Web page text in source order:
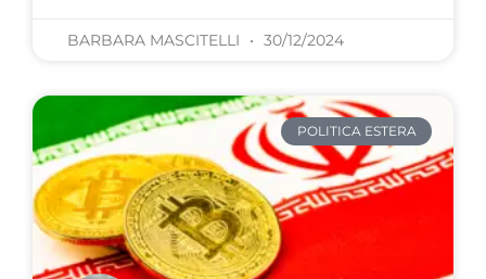
BARBARA MASCITELLI 30/12/2024
POLITICA ESTERA